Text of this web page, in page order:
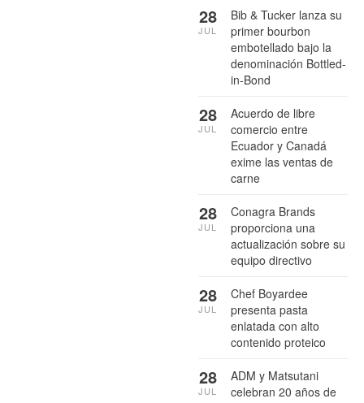
Bib & Tucker lanza su
primer bourbon
embotellado bajo la
denominación Bottled-
in-Bond
28
JUL
Acuerdo de libre
comercio entre
Ecuador y Canadá
exime las ventas de
carne
28
JUL
Conagra Brands
proporciona una
actualización sobre su
equipo directivo
28
JUL
Chef Boyardee
presenta pasta
enlatada con alto
contenido proteico
28
JUL
ADM y Matsutani
celebran 20 años de
28
JUL